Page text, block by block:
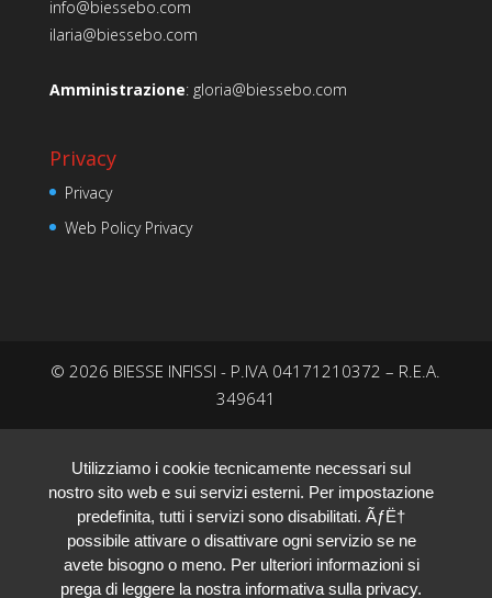
info@biessebo.com
ilaria@biessebo.com
Amministrazione: gloria@biessebo.com
Privacy
Privacy
Web Policy Privacy
© 2026 BIESSE INFISSI - P.IVA 04171210372 – R.E.A.
349641
Utilizziamo i cookie tecnicamente necessari sul
nostro sito web e sui servizi esterni. Per impostazione
predefinita, tutti i servizi sono disabilitati. ÃƒË†
possibile attivare o disattivare ogni servizio se ne
avete bisogno o meno. Per ulteriori informazioni si
prega di leggere la nostra informativa sulla privacy.